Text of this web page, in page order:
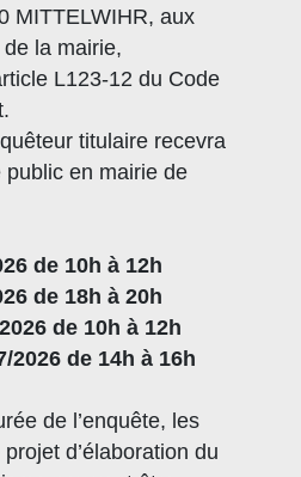
MITTELWIHR, aux
de la mairie,
L123-12 du Code
titulaire recevra
en mairie de
de 10h à 12h
de 18h à 20h
de 10h à 12h
de 14h à 16h
de l’enquête, les
d’élaboration du